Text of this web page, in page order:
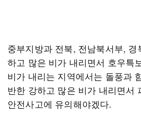
중부지방과 전북, 전남북서부, 경
하고 많은 비가 내리면서 호우특
비가 내리는 지역에서는 돌풍과
반한 강하고 많은 비가 내리면서
안전사고에 유의해야겠다.